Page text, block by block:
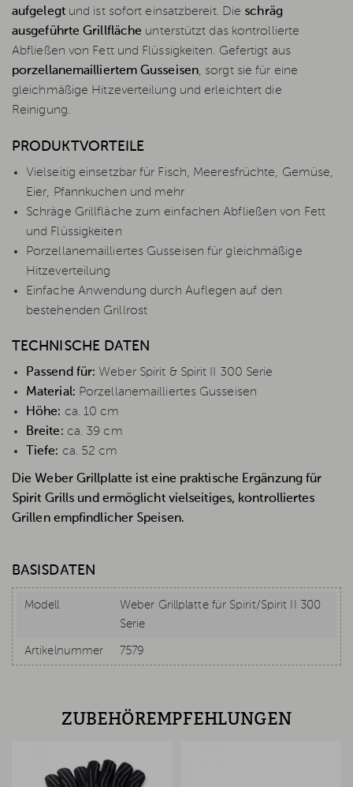
aufgelegtund ist sofort einsatzbereit. Die schräg
ausgeführte Grillfläche unterstützt das kontrollierte
Abfließen von Fett und Flüssigkeiten. Gefertigt aus
porzellanemailliertem Gusseisen, sorgt sie für eine
gleichmäßige Hitzeverteilung und erleichtert die
Reinigung.
PRODUKTVORTEILE
Vielseitig einsetzbar für Fisch, Meeresfrüchte, Gemüse,
Eier, Pfannkuchen und mehr
Schräge Grillfläche zum einfachen Abfließen von Fett
und Flüssigkeiten
Porzellanemailliertes Gusseisen für gleichmäßige
Hitzeverteilung
Einfache Anwendung durch Auflegen auf den
bestehenden Grillrost
TECHNISCHE DATEN
Passend für: Weber Spirit & Spirit II 300 Serie
Material: Porzellanemailliertes Gusseisen
Höhe: ca. 10 cm
Breite: ca. 39 cm
Tiefe: ca. 52 cm
Die Weber Grillplatte ist eine praktische Ergänzung für
Spirit Grills und ermöglicht vielseitiges, kontrolliertes
Grillen empfindlicher Speisen.
BASISDATEN
Modell
Weber Grillplatte für Spirit/Spirit II 300
Serie
Artikelnummer 7579
ZUBEHÖREMPFEHLUNGEN